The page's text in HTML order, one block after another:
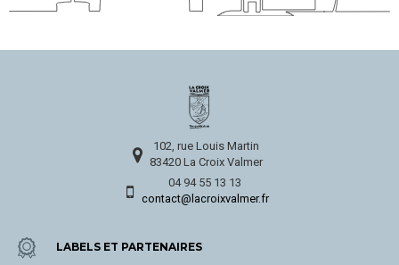
102, rue Louis Martin
83420 La Croix Valmer
04 94 55 13 13
contact@lacroixvalmer.fr
LABELS ET PARTENAIRES